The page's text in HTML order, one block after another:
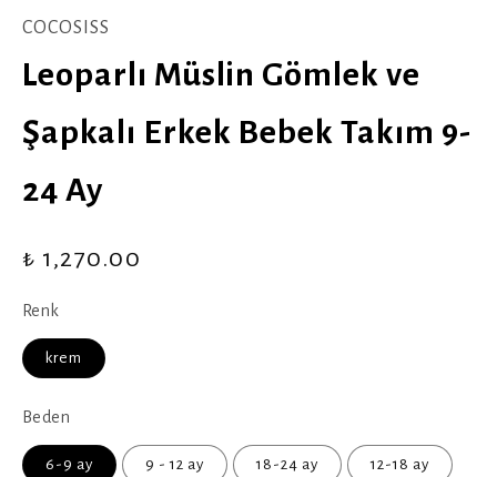
COCOSISS
Leoparlı Müslin Gömlek ve
Şapkalı Erkek Bebek Takım 9-
24 Ay
₺ 1,270.00
Renk
krem
Beden
6-9 ay 9 - 12 ay 18-24 ay 12-18 ay